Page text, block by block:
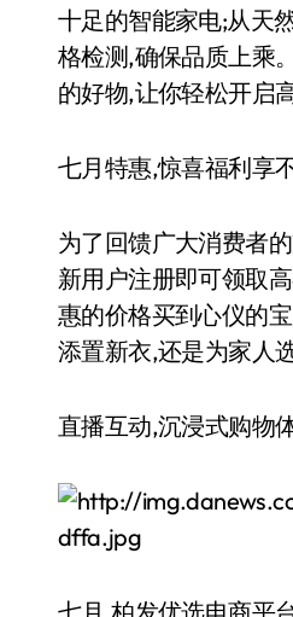
十足的智能家电;从天
格检测,确保品质上乘
的好物,让你轻松开启
七月特惠,惊喜福利享
为了回馈广大消费者
新用户注册即可领取
惠的价格买到心仪的
添置新衣,还是为家人
直播互动,沉浸式购物